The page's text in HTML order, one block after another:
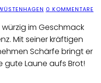
0 KOMMENTARE
im Geschmack
Mit seiner kräftigen
Schärfe bringt er
gute Laune aufs Brot!